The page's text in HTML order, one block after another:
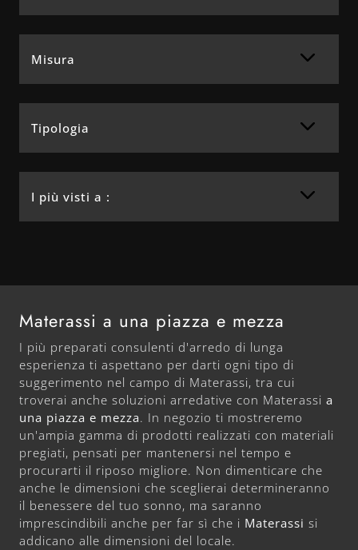
Misura
Tipologia
I più visti a :
Materassi a una piazza e mezza
I più preparati consulenti d'arredo di lunga
esperienza ti aspettano per darti ogni tipo di
suggerimento nel campo di Materassi, tra cui
troverai anche soluzioni arredative con Materassi a
una piazza e mezza. In negozio ti mostreremo
un'ampia gamma di prodotti realizzati con materiali
pregiati, pensati per mantenersi nel tempo e
procurarti il riposo migliore. Non dimenticare che
anche le dimensioni che sceglierai determineranno
il benessere del tuo sonno, ma saranno
imprescindibili anche per far sì che i Materassi si
addicano alle dimensioni del locale.